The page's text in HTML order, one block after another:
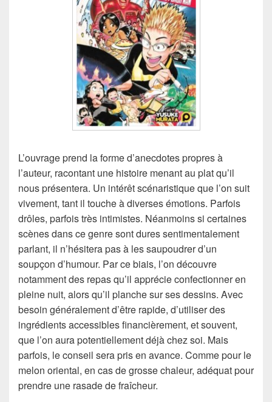
L’ouvrage prend la forme d’anecdotes propres à
l’auteur, racontant une histoire menant au plat qu’il
nous présentera. Un intérêt scénaristique que l’on suit
vivement, tant il touche à diverses émotions. Parfois
drôles, parfois très intimistes. Néanmoins si certaines
scènes dans ce genre sont dures sentimentalement
parlant, il n’hésitera pas à les saupoudrer d’un
soupçon d’humour. Par ce biais, l’on découvre
notamment des repas qu’il apprécie confectionner en
pleine nuit, alors qu’il planche sur ses dessins. Avec
besoin généralement d’être rapide, d’utiliser des
ingrédients accessibles financièrement, et souvent,
que l’on aura potentiellement déjà chez soi. Mais
parfois, le conseil sera pris en avance. Comme pour le
melon oriental, en cas de grosse chaleur, adéquat pour
prendre une rasade de fraîcheur.